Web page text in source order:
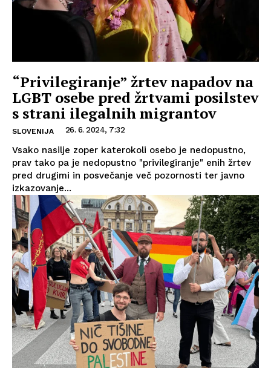
“Privilegiranje” žrtev napadov na
LGBT osebe pred žrtvami posilstev
s strani ilegalnih migrantov
SLOVENIJA 26. 6. 2024, 7:32
Vsako nasilje zoper katerokoli osebo je nedopustno,
prav tako pa je nedopustno "privilegiranje" enih žrtev
pred drugimi in posvečanje več pozornosti ter javno
izkazovanje...